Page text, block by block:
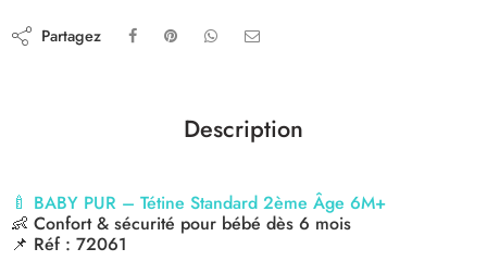
Partagez
Description
🍼 BABY PUR – Tétine Standard 2ème Âge 6M+
👶 Confort & sécurité pour bébé dès 6 mois
📌 Réf : 72061